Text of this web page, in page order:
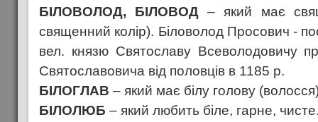
БІЛОВОЛОД, БІЛОВОД – який має
священний колір). Біловолод Просович -
вел. князю Святославу Всеволодовичу
Святославовича від половців в 1185 р.
БІЛОГЛАВ – який має білу голову
БІЛОЛЮБ – який любить біле, гарне,